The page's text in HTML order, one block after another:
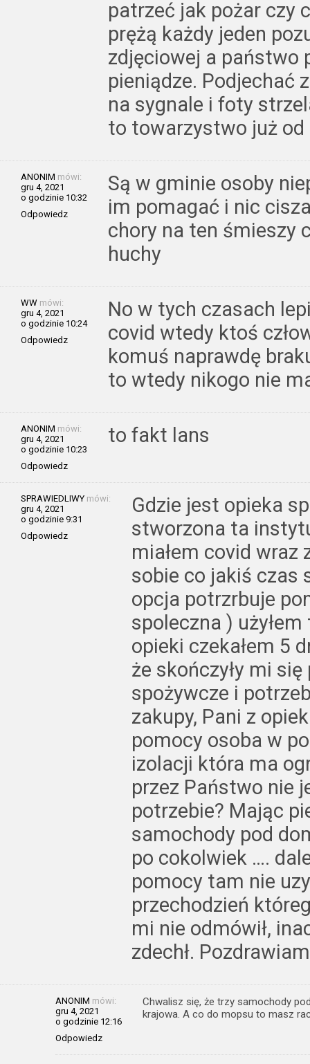
patrzeć jak pożar czy
prężą każdy jeden
zdjęciowej a państwo
pieniądze. Podjechać
na sygnale i foty
to towarzystwo już
ANONIM mówi:
gru 4, 2021
o godzinie 10:32
Odpowiedz
Są w gminie osoby
im pomagać i nic
chory na ten śmieszy
huchy
WW mówi:
gru 4, 2021
o godzinie 10:24
Odpowiedz
No w tych czasach
covid wtedy ktoś
komuś naprawdę
to wtedy nikogo nie
ANONIM mówi:
gru 4, 2021
o godzinie 10:23
Odpowiedz
to fakt lans
SPRAWIEDLIWY mówi:
gru 4, 2021
o godzinie 9:31
Odpowiedz
Gdzie jest opieka
stworzona ta
miałem covid wraz
sobie co jakiś czas
opcja potrzrbuje
spoleczna )
opieki czekałem 5
że skończyły mi
spożywcze i
zakupy, Pani z
pomocy osoba w
izolacji która ma
przez Państwo nie
potrzebie? Mając
samochody pod
po cokolwiek ….
pomocy tam nie
przechodzień
mi nie odmówił,
zdechł.
ANONIM mówi:
gru 4, 2021
o godzinie 12:16
Odpowiedz
Chwalisz się, że trzy samochody
krajowa. A co do mopsu to masz